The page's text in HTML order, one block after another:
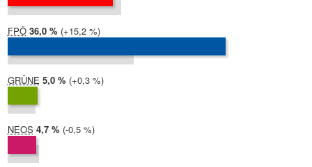
FPÖ 2024:
36,0 %
2019:
20,8 %
Differenz:
+15,2 %
GRÜNE 2024:
5,0 % Differenz:
+0,3 %
NEOS 2024:
4,7 % Differenz:
-0,5 %